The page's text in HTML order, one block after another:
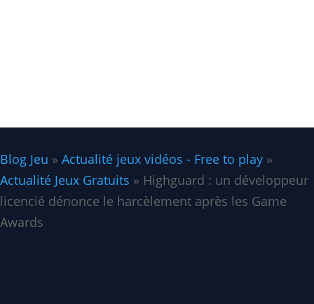
Blog Jeu » Actualité jeux vidéos - Free to play »
Actualité Jeux Gratuits » Highguard : un développeur
licencié dénonce le harcèlement après les Game
Awards